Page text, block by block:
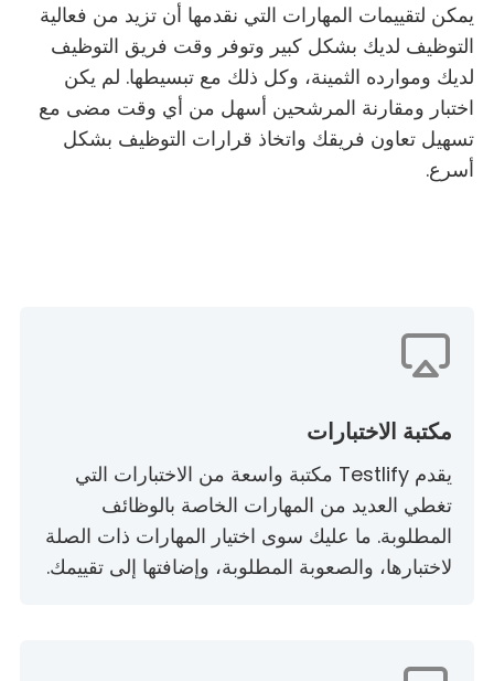
يمكن لتقييمات المهارات التي نقدمها أن تزيد من فعالية
التوظيف لديك بشكل كبير وتوفر وقت فريق التوظيف
لديك وموارده الثمينة، وكل ذلك مع تبسيطها. لم يكن
اختبار ومقارنة المرشحين أسهل من أي وقت مضى مع
تسهيل تعاون فريقك واتخاذ قرارات التوظيف بشكل
أسرع.
مكتبة الاختبارات
يقدم Testlify مكتبة واسعة من الاختبارات التي
تغطي العديد من المهارات الخاصة بالوظائف
المطلوبة. ما عليك سوى اختيار المهارات ذات الصلة
لاختبارها، والصعوبة المطلوبة، وإضافتها إلى تقييمك.